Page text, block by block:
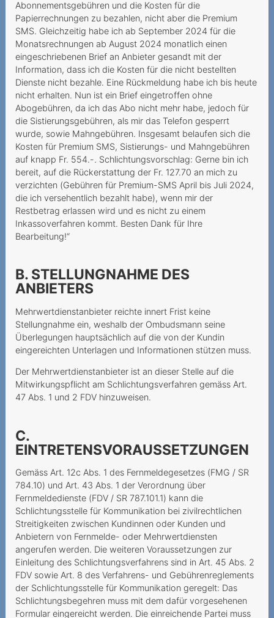
Abonnementsgebühren und die Kosten für die
Papierrechnungen zu bezahlen, nicht aber die Premium
SMS. Gleichzeitig habe ich ab September 2024 für die
Monatsrechnungen ab August 2024 monatlich einen
eingeschriebenen Brief an Anbieter gesandt mit der
Information, dass ich die Kosten für die nicht bestellten
Dienste nicht bezahle. Eine Rückmeldung habe ich bis heute
nicht erhalten. Nun ist ein Brief eingetroffen ohne
Abogebühren, da ich das Abo nicht mehr habe, jedoch für
die Sistierungsgebühren, als mir das Telefon gesperrt
wurde, sowie Mahngebühren. Insgesamt belaufen sich die
Kosten für Premium SMS, Sistierungs- und Mahngebühren
auf knapp Fr. 554.-. Schlichtungsvorschlag: Gerne bin ich
bereit, auf die Rückerstattung der Fr. 127.70 an mich zu
verzichten (Gebühren für Premium-SMS April bis Juli 2024,
die ich versehentlich bezahlt habe), wenn mir der
Restbetrag erlassen wird und es nicht zu einem
Inkassoverfahren kommt. Besten Dank für Ihre
Bearbeitung!“
B. STELLUNGNAHME DES
ANBIETERS
Mehrwertdienstanbieter reichte innert Frist keine
Stellungnahme ein, weshalb der Ombudsmann seine
Überlegungen hauptsächlich auf die von der Kundin
eingereichten Unterlagen und Informationen stützen muss.
Der Mehrwertdienstanbieter ist an dieser Stelle auf die
Mitwirkungspflicht am Schlichtungsverfahren gemäss Art.
47 Abs. 1 und 2 FDV hinzuweisen.
C.
EINTRETENSVORAUSSETZUNGEN
Gemäss Art. 12c Abs. 1 des Fernmeldegesetzes (FMG / SR
784.10) und Art. 43 Abs. 1 der Verordnung über
Fernmeldedienste (FDV / SR 787.101.1) kann die
Schlichtungsstelle für Kommunikation bei zivilrechtlichen
Streitigkeiten zwischen Kundinnen oder Kunden und
Anbietern von Fernmelde- oder Mehrwertdiensten
angerufen werden. Die weiteren Voraussetzungen zur
Einleitung des Schlichtungsverfahrens sind in Art. 45 Abs. 2
FDV sowie Art. 8 des Verfahrens- und Gebührenreglements
der Schlichtungsstelle für Kommunikation geregelt: Das
Schlichtungsbegehren muss mit dem dafür vorgesehenen
Formular eingereicht werden. Die einreichende Partei muss
depuis la Suisse ≠ Roaming
Haftung bei
Paketzusendung
Rechnungsdetails
gesetzlich nur befristet
verfügbar
Rückzahlung einer
Sicherheitsleistung
Vertragsverweigerung
wegen fehlender Bonität
Mehrwertdienstanbieter
missachtet gesetzliche
Vorgaben
Preiserhöhung während der
Anbieter beruft sich zu
Unrecht auf
Mindestvertragsdauer
Grobfahrlässiges Handeln
des Anbieters
Herausgabe des PIN/PUK
Abonnement
Unerwünschte Netflix-
Option
Kundin muss auf
bestrittenen
Vertragsschluss reagieren
Zahlungsverzug infolge
falscher Rechnungsadresse
Ungewollte Replay-Option